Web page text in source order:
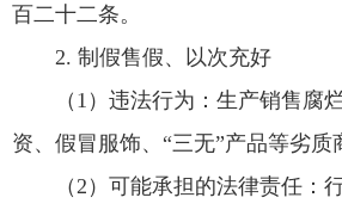
百二十二条。
2. 制假售假、以次充好
（1）违法行为：生产销售腐
资、假冒服饰、“三无”产品等劣质
（2）可能承担的法律责任：